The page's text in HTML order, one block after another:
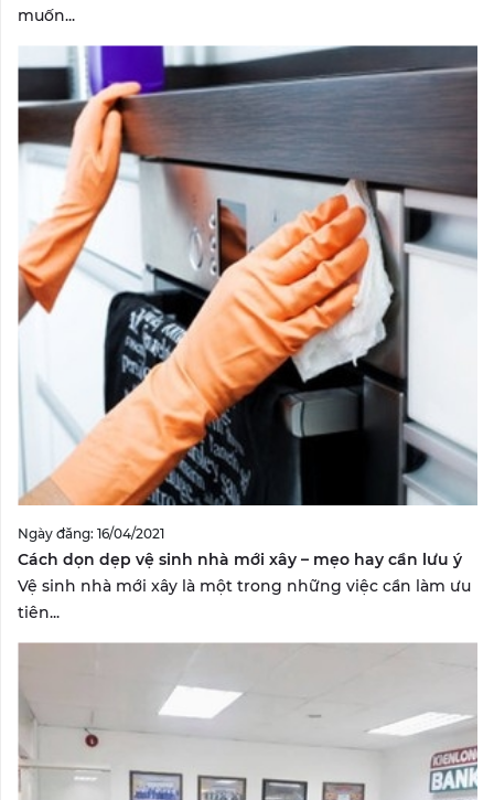
muốn...
Ngày đăng: 16/04/2021
Cách dọn dẹp vệ sinh nhà mới xây – mẹo hay cần lưu ý
Vệ sinh nhà mới xây là một trong những việc cần làm ưu
tiên...